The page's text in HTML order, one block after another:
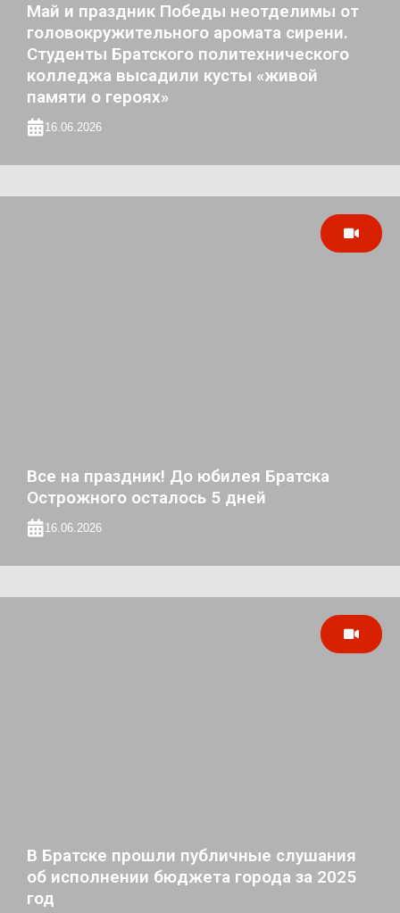
Май и праздник Победы неотделимы от
головокружительного аромата сирени.
Студенты Братского политехнического
колледжа высадили кусты «живой
памяти о героях»
16.06.2026
Все на праздник! До юбилея Братска
Острожного осталось 5 дней
16.06.2026
В Братске прошли публичные слушания
об исполнении бюджета города за 2025
год